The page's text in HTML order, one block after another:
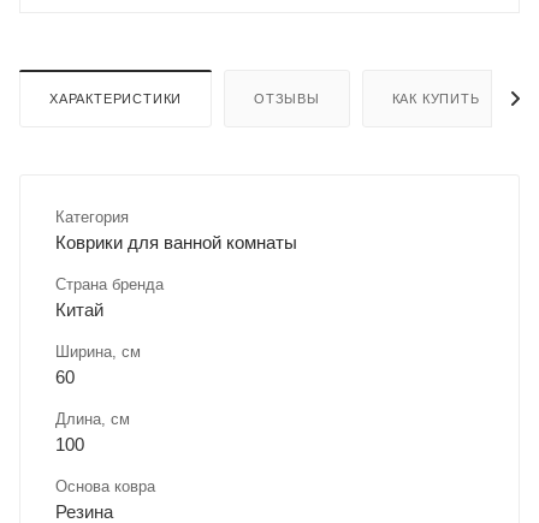
ХАРАКТЕРИСТИКИ ОТЗЫВЫ КАК КУПИТЬ
Категория
Коврики для ванной комнаты
Страна бренда
Китай
Ширина, см
60
Длина, см
100
Основа ковра
Резина